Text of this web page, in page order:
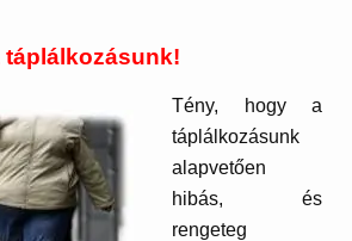
táplálkozásunk!
Tény, hogy a
táplálkozásunk
alapvetően
hibás, és
rengeteg